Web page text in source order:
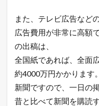
広
告
の
違
い
3
ン
タ
また、テレビ広告など
広告費用が非常に高額
の出稿は、
全国紙であれば、全面
約4000万円かかります。
新聞ですので、一日の
昔と比べて新聞を購読